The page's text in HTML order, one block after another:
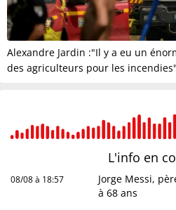
Alexandre Jardin :"Il y a eu un
des agriculteurs pour les incendies"
L'info en
08/08 à 18:57
Jorge Messi,
à 68 ans